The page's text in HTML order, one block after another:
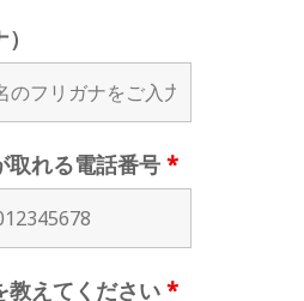
取れる電話番号 *
教えてください *